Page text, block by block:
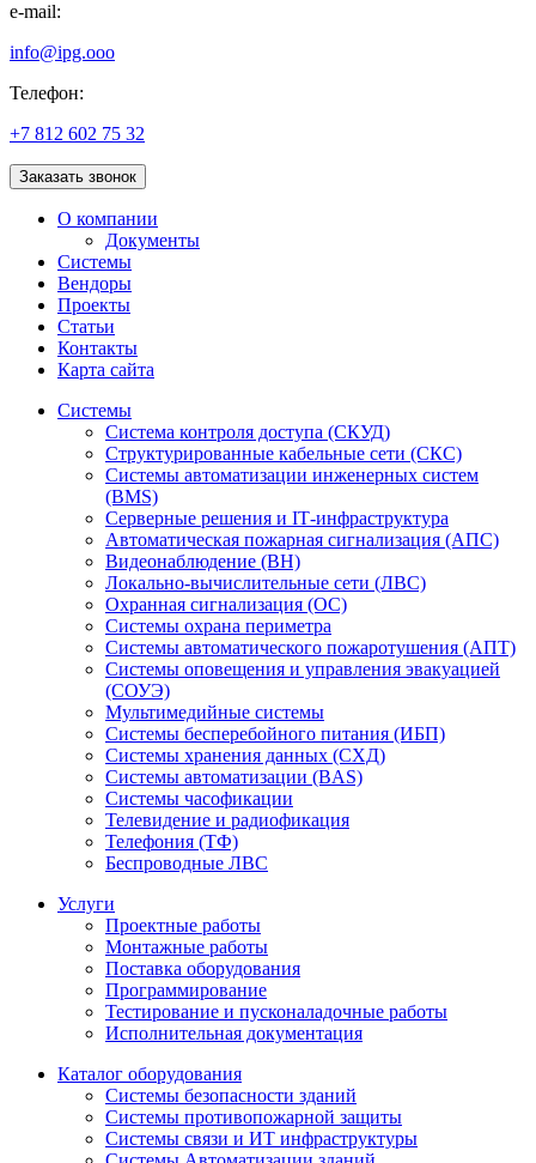
e-mail:
info@ipg.ooo
Телефон:
+7 812 602 75 32
Заказать звонок
О компании
Документы
Системы
Вендоры
Проекты
Статьи
Контакты
Карта сайта
Системы
Система контроля доступа (СКУД)
Структурированные кабельные сети (СКС)
Системы автоматизации инженерных систем
(BMS)
Серверные решения и IT‑инфраструктура
Автоматическая пожарная сигнализация (АПС)
Видеонаблюдение (ВН)
Локально-вычислительные сети (ЛВС)
Охранная сигнализация (ОС)
Системы охрана периметра
Системы автоматического пожаротушения (АПТ)
Системы оповещения и управления эвакуацией
(СОУЭ)
Мультимедийные системы
Системы бесперебойного питания (ИБП)
Системы хранения данных (СХД)
Системы автоматизации (BAS)
Системы часофикации
Телевидение и радиофикация
Телефония (ТФ)
Беспроводные ЛВС
Услуги
Проектные работы
Монтажные работы
Поставка оборудования
Программирование
Тестирование и пусконаладочные работы
Исполнительная документация
Каталог оборудования
Системы безопасности зданий
Системы противопожарной защиты
Системы связи и ИТ инфраструктуры